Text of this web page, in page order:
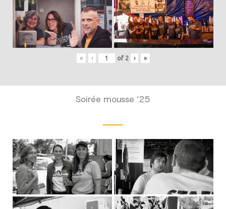
« ‹ of 2 › »
Soirée mousse ’25